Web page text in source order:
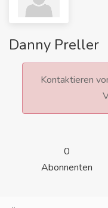
Danny Preller
Kontaktieren
0
Abonnenten